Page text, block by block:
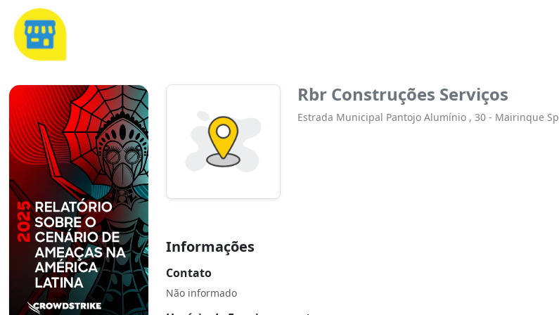
Rbr Construções Serviços
Estrada Municipal Pantojo Alumínio , 30 - Mairinque Sp
Informações
Contato
Não informado